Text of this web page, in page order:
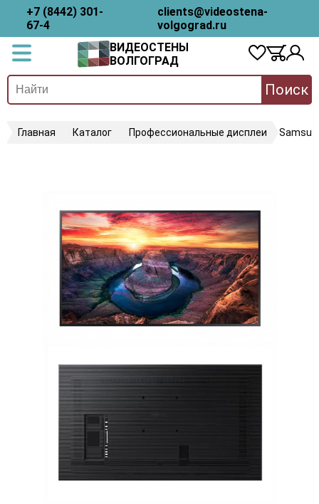
+7 (8442) 301-
67-4
clients@videostena-
volgograd.ru
ВИДЕОСТЕНЫ
ВОЛГОГРАД
Поиск
Главная Каталог Профессиональные дисплеи